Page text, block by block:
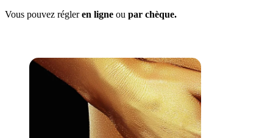
Vous pouvez régleren ligne ou par chèque.